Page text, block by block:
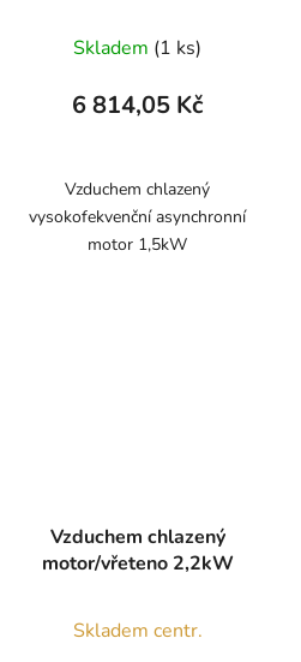
Skladem (1 ks)
6 814,05 Kč
Vzduchem chlazený
vysokofekvenční asynchronní
motor 1,5kW
Vzduchem chlazený
motor/vřeteno 2,2kW
Skladem centr.